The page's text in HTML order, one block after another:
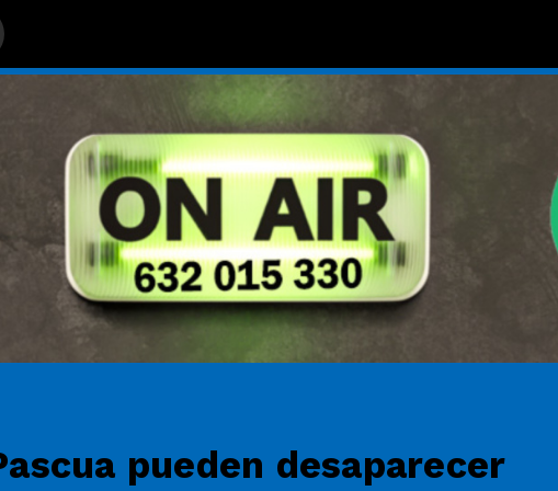
BENAGES
pueden desaparecer